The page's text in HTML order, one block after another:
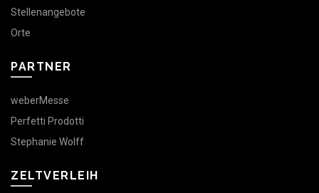
Stellenangebote
Orte
PARTNER
weberMesse
Perfetti Prodotti
Stephanie Wolff
ZELTVERLEIH